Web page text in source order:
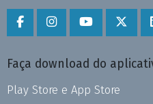
Faça download do
Play Store e App Store